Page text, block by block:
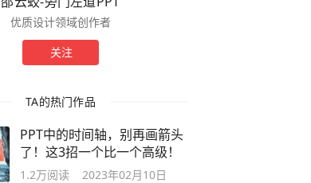
优质设计领域创作者
关注
TA的热门作品
PPT中的时间轴，别再画箭头
了！这3招一个比一个高级！
1.2万阅读 2023年02月10日